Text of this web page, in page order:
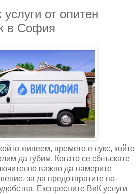
от опитен
в София
живеем, времето е лукс, който
да губим. Когато се сблъскате
важно да намерите
за да предотвратите по-
Експресните ВиК услуги